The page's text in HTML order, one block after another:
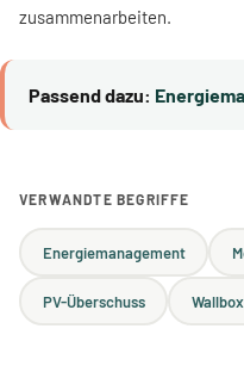
zusammenarbeiten.
Passend dazu:
VERWANDTE BEGRIFFE
Energiemanagement
PV-Überschuss Wallbox